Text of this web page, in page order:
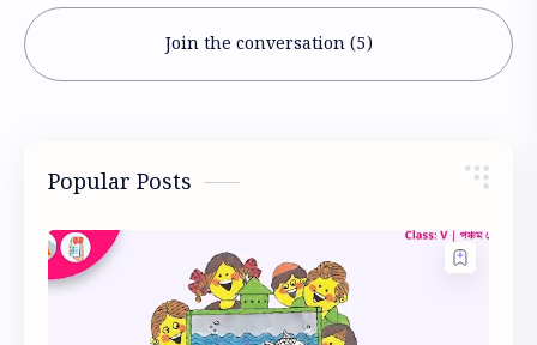
Join the conversation (5)
Popular Posts